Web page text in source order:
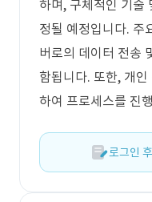
하며, 구체적인 기술
정될 예정입니다. 주
버로의 데이터 전송
함됩니다. 또한, 개
하여 프로세스를 진
로그인